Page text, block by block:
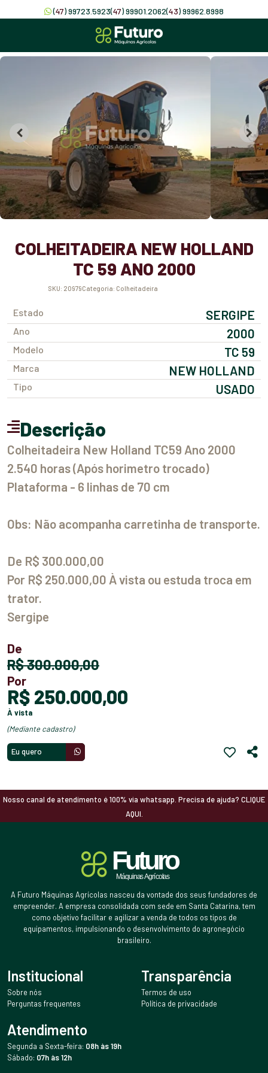
(47) 99723.5923(47) 99901.2062(43) 99962.8998
COLHEITADEIRA NEW HOLLAND
TC 59 ANO 2000
SKU: 20979 Categoria: Colheitadeira
Estado SERGIPE
Ano 2000
Modelo TC 59
Marca NEW HOLLAND
Tipo USADO
Descrição
Colheitadeira New Holland TC59 Ano 2000
2.540 horas (Após horimetro trocado)
Plataforma - 6 linhas de 70 cm
Obs: Não acompanha carretinha de transporte.
De R$ 300.000,00
Por R$ 250.000,00 À vista ou estuda troca em
trator.
Sergipe
De
R$ 300.000,00
Por
R$ 250.000,00
à vista
(mediante cadastro)
Eu quero
Nosso canal de atendimento é 100% via whatsapp. Precisa de ajuda? CLIQUE
AQUI.
A Futuro Máquinas Agrícolas nasceu da vontade dos seus fundadores de
empreender. A empresa consolidada com sede em Santa Catarina, tem
como objetivo facilitar e agilizar a venda de todos os tipos de
equipamentos, impulsionando o desenvolvimento do agronegócio
brasileiro.
Institucional
Sobre nós
Perguntas frequentes
Transparência
Termos de uso
Política de privacidade
Atendimento
Segunda a Sexta-feira: 08h às 19h
Sábado: 07h às 12h